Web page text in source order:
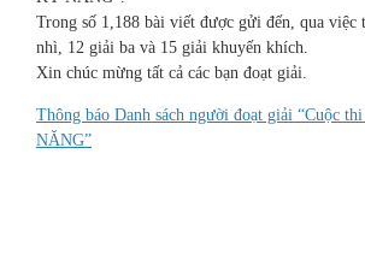
Trong số 1,188 bài viết được gửi đến, qua
nhì, 12 giải ba và 15 giải khuyến khích.
Xin chúc mừng tất cả các bạn đoạt giải.
Thông báo Danh sách người đoạt giải “Cuộc
NĂNG”